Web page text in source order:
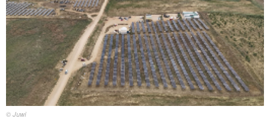
© Juwi